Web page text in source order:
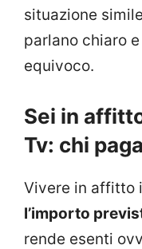
situazione
parlano chiaro
equivoco.
Sei in
Tv: chi
Vivere in affitto
l’importo
rende esenti